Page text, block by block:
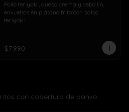
Pollo teriyaki, queso crema y cebollín,
envueltos en plátano frito con salsa
teriyaki
$7.990
con cobertura de panko